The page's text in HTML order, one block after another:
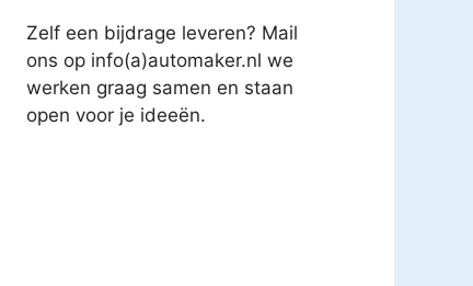
Zelf een bijdrage leveren? Mail
ons op info(a)automaker.nl we
werken graag samen en staan
open voor je ideeën.